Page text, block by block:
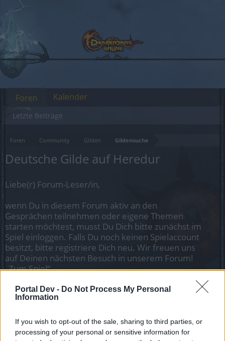
Portal Dev - Do Not Process My Personal
Information
If you wish to opt-out of the sale, sharing to third parties, or
processing of your personal or sensitive information for
Foren Community Gilden Gildensuche
Deutsche Gilde auf Heredur
Liebe(r) Forum-Leser/in,
wenn Du in diesem Forum aktiv an den
Gesprächen teilnehmen oder eigene Themen
starten möchtest, musst Du Dich bitte zunächst im
Spiel einloggen. Falls Du noch keinen Spielaccount
besitzt, bitte registriere Dich neu. Wir freuen uns
auf Deinen nächsten Besuch in unserem Forum!
„Zum Spiel“
EBJ20
Ich bin ein Deutscher Spieler und such auf dem Server
Foren
Letzte Beiträge
Kalender